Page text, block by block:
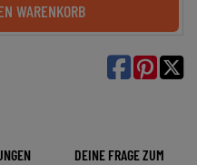
WARENKORB

DEINE FRAGE ZUM